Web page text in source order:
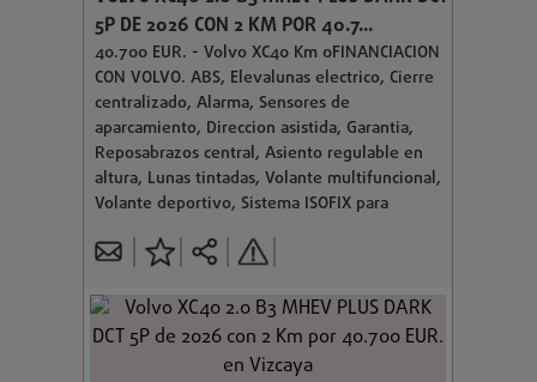
5P DE 2026 CON 2 KM POR 40.7...
40.700 EUR. - Volvo XC40 Km 0FINANCIACION
CON VOLVO. ABS, Elevalunas electrico, Cierre
centralizado, Alarma, Sensores de
aparcamiento, Direccion asistida, Garantia,
Reposabrazos central, Asiento regulable en
altura, Lunas tintadas, Volante multifuncional,
Volante deportivo, Sistema ISOFIX para